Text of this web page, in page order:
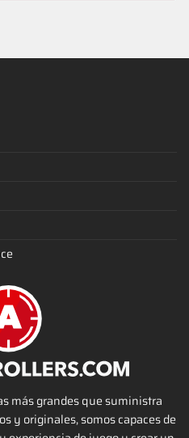
más grandes que suministra
y originales, somos capaces de